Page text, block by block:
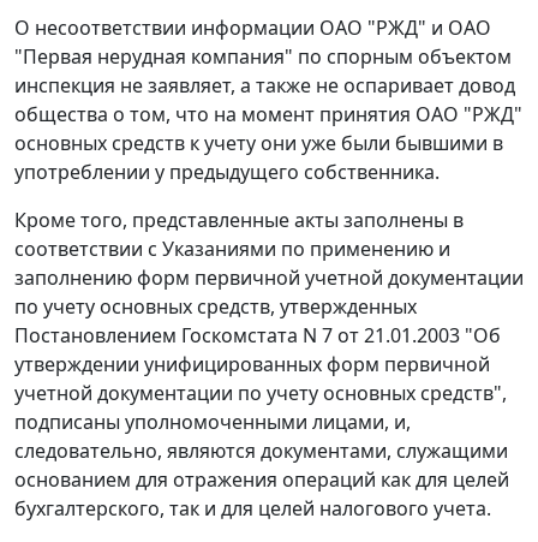
О несоответствии информации ОАО "РЖД" и ОАО
"Первая нерудная компания" по спорным объектом
инспекция не заявляет, а также не оспаривает довод
общества о том, что на момент принятия ОАО "РЖД"
основных средств к учету они уже были бывшими в
употреблении у предыдущего собственника.
Кроме того, представленные акты заполнены в
соответствии с Указаниями по применению и
заполнению форм первичной учетной документации
по учету основных средств, утвержденных
Постановлением Госкомстата N 7 от 21.01.2003 "Об
утверждении унифицированных форм первичной
учетной документации по учету основных средств",
подписаны уполномоченными лицами, и,
следовательно, являются документами, служащими
основанием для отражения операций как для целей
бухгалтерского, так и для целей налогового учета.